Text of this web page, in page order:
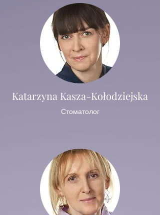
Katarzyna Kasza-Kołodziejska
Стоматолог